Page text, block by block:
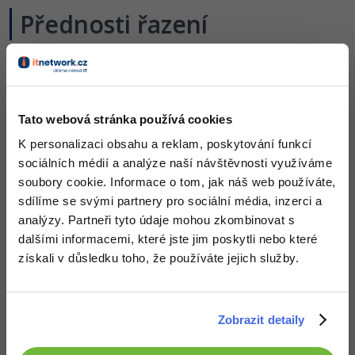
Tato webová stránka používá cookies
K personalizaci obsahu a reklam, poskytování funkcí
sociálních médií a analýze naší návštěvnosti využíváme
soubory cookie. Informace o tom, jak náš web používáte,
sdílíme se svými partnery pro sociální média, inzerci a
analýzy. Partneři tyto údaje mohou zkombinovat s
dalšími informacemi, které jste jim poskytli nebo které
získali v důsledku toho, že používáte jejich služby.
Zobrazit detaily
Přednosti řazení
1. S panelem
AlignTopWithPanel
atd...
2. Vůči jiným prvkům
AlignTopWith
AlignLeftWith
atd...
3. "Sourozenecná" pozice
LeftOf